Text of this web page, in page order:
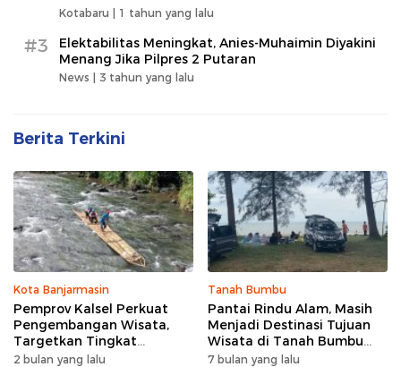
Kotabaru | 1 tahun yang lalu
#3
Elektabilitas Meningkat, Anies-Muhaimin Diyakini
Menang Jika Pilpres 2 Putaran
News | 3 tahun yang lalu
Berita Terkini
Kota Banjarmasin
Pemprov Kalsel Perkuat
Pengembangan Wisata,
Targetkan Tingkat
Kunjungan Naik 5 Persen di
2 bulan yang lalu
Tanah Bumbu
Pantai Rindu Alam, Masih
Menjadi Destinasi Tujuan
Wisata di Tanah Bumbu
dengan Rindangnya Pohon
7 bulan yang lalu